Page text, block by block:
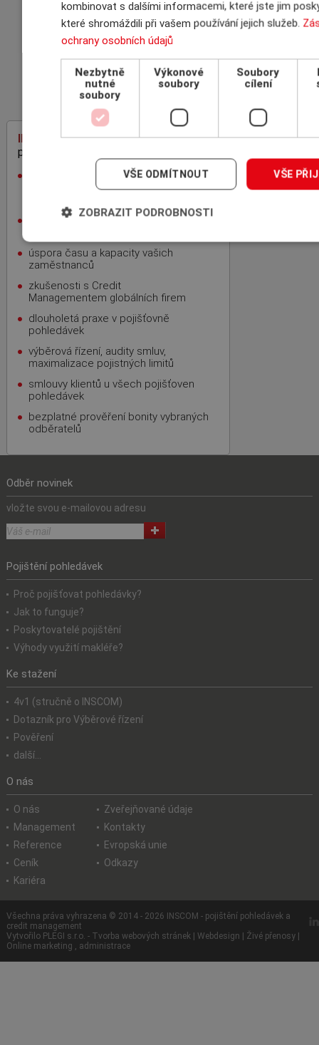
POJIŠŤOVEN
PROČ POJIŠŤOVAT
POHLEDÁVKY
INSCOM – specialista na pojištění
pohledávek
rodinná firma, 100% český kapitál,
zkušenosti z mezinárodní sítě
nezávislost, nejvýhodnější nabídka,
úspora času a kapacity vašich
zaměstnanců
zkušenosti s Credit
Managementem globálních firem
dlouholetá praxe v pojišťovně
pohledávek
výběrová řízení, audity smluv,
maximalizace pojistných limitů
smlouvy klientů u všech pojišťoven
pohledávek
bezplatné prověření bonity vybraných
odběratelů
Odběr novinek
vložte svou e-mailovou adresu
Pojištění pohledávek
Proč pojišťovat pohledávky?
Jak to funguje?
Poskytovatelé pojištění
Výhody využití makléře?
Ke stažení
4v1 (stručně o INSCOM)
Dotazník pro Výběrové řízení
Pověření
další...
O nás
O nás
Management
Reference
Ceník
Kariéra
Zveřejňované údaje
Kontakty
Evropská unie
Odkazy
Všechna práva vyhrazena © 2014 - 2026 INSCOM - pojištění pohledávek a
credit management
Vytvořilo PLEGI s.r.o. - Tvorba webových stránek | Webdesign | Živé přenosy|
Online marketing
administrace
kombinovat s dalšími informacemi, které jste jim
které shromáždili při vašem používání jejich služeb.
ochrany osobních údajů
Nezbytně
nutné
soubory
Výkonové
soubory
Soubory
cílení
VŠE
VŠE ODMÍTNOUT
ZOBRAZIT PODROBNOSTI